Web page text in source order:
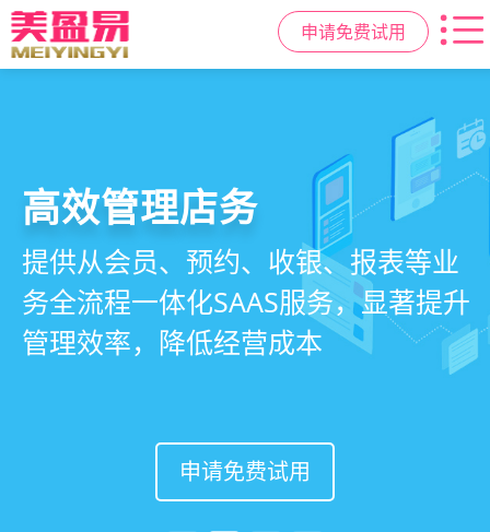
申请免费试用
美容美发管理系统
店务+拓客+020一体化，一站式解决
美发门店经营管理需求
申请免费试用
高效管理店务
提供从会员、预约、收银、报表等业
务全流程一体化SAAS服务，显著提升
管理效率，降低经营成本
申请免费试用
社交裂变拓客
基于拼团、砍价、分销、异业合作等
网红社交营销玩法，海量爆款方案一
键套用，快速引爆门店客流
申请免费试用
小程序商城
小程序链接商家、手艺人、客户，打
通线上线下，让口碑传播有抓手，赋
能社交裂变，盘活私域流量
申请免费试用